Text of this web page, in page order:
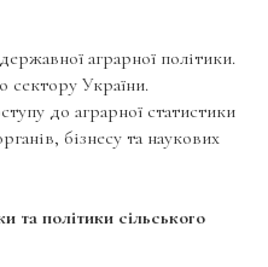
аграрної політики.
сектору України.
до аграрної статистики
бізнесу та наукових
та політики сільського